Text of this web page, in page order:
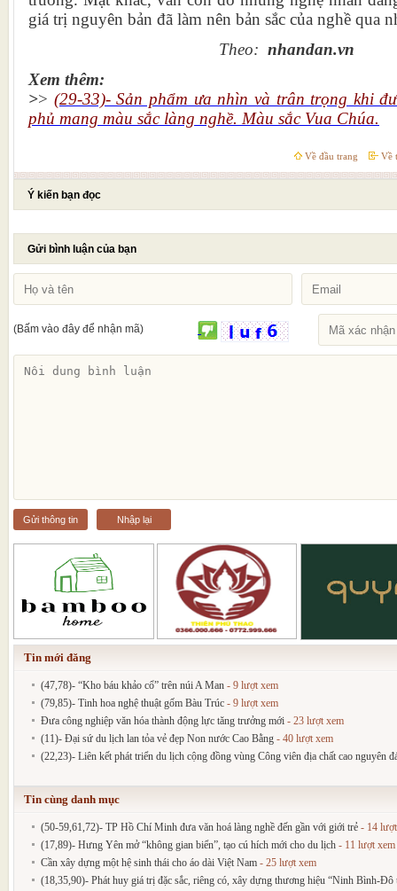
giá trị nguyên bản đã làm nên bản sắc của nghề qua
Theo: nhandan.vn
Xem thêm:
>> (29-33)- Sản phẩm ưa nhìn và trân trọng khi
phủ mang màu sắc làng nghề. Màu sắc Vua Chúa.
Về đầu trang Về
Ý kiến bạn đọc
Gửi bình luận của bạn
(Bấm vào đây để nhận mã)
Gửi thông tin Nhập lại
Tin mới đăng
(47,78)- “Kho báu khảo cổ” trên núi A Man - 9 lượt xem
(79,85)- Tinh hoa nghệ thuật gốm Bàu Trúc - 9 lượt xem
Đưa công nghiệp văn hóa thành động lực tăng trưởng mới - 23 lượt xem
(11)- Đại sứ du lịch lan tỏa vẻ đẹp Non nước Cao Bằng - 40 lượt xem
(22,23)- Liên kết phát triển du lịch cộng đồng vùng Công viên địa chất cao nguyên
Tin cùng danh mục
(50-59,61,72)- TP Hồ Chí Minh đưa văn hoá làng nghề đến gần với giới trẻ - 14
(17,89)- Hưng Yên mở “không gian biển”, tạo cú hích mới cho du lịch - 11 lượt xem
Cần xây dựng một hệ sinh thái cho áo dài Việt Nam - 25 lượt xem
(18,35,90)- Phát huy giá trị đặc sắc, riêng có, xây dựng thương hiệu “Ninh Bình-Đô